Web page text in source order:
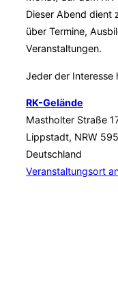
Dieser Abend dient
über Termine,
Veranstaltungen.
Jeder der Interesse
RK-Gelände
Mastholter Straße
Lippstadt, NRW
Deutschland
Veranstaltungsort